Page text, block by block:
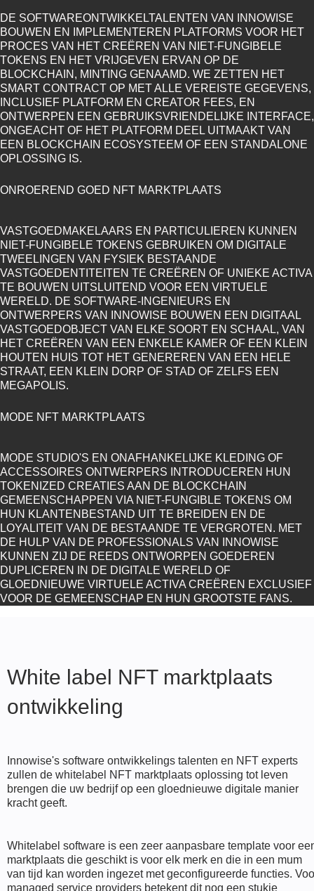
DE SOFTWAREONTWIKKELTALENTEN VAN INNOWISE
BOUWEN EN IMPLEMENTEREN PLATFORMS VOOR HET
PROCES VAN HET CREËREN VAN NIET-FUNGIBELE
TOKENS EN HET VRIJGEVEN ERVAN OP DE
BLOCKCHAIN, MINTING GENAAMD. WE ZETTEN HET
SMART CONTRACT OP MET ALLE VEREISTE GEGEVENS,
INCLUSIEF PLATFORM EN CREATOR FEES, EN
ONTWERPEN EEN GEBRUIKSVRIENDELIJKE INTERFACE,
ONGEACHT OF HET PLATFORM DEEL UITMAAKT VAN
EEN BLOCKCHAIN ECOSYSTEEM OF EEN STANDALONE
OPLOSSING IS.
ONROEREND GOED NFT MARKTPLAATS
VASTGOEDMAKELAARS EN PARTICULIEREN KUNNEN
NIET-FUNGIBELE TOKENS GEBRUIKEN OM DIGITALE
TWEELINGEN VAN FYSIEK BESTAANDE
VASTGOEDENTITEITEN TE CREËREN OF UNIEKE ACTIVA
TE BOUWEN UITSLUITEND VOOR EEN VIRTUELE
WERELD. DE SOFTWARE-INGENIEURS EN
ONTWERPERS VAN INNOWISE BOUWEN EEN DIGITAAL
VASTGOEDOBJECT VAN ELKE SOORT EN SCHAAL, VAN
HET CREËREN VAN EEN ENKELE KAMER OF EEN KLEIN
HOUTEN HUIS TOT HET GENEREREN VAN EEN HELE
STRAAT, EEN KLEIN DORP OF STAD OF ZELFS EEN
MEGAPOLIS.
MODE NFT MARKTPLAATS
MODE STUDIO'S EN ONAFHANKELIJKE KLEDING OF
ACCESSOIRES ONTWERPERS INTRODUCEREN HUN
TOKENIZED CREATIES AAN DE BLOCKCHAIN
GEMEENSCHAPPEN VIA NIET-FUNGIBLE TOKENS OM
HUN KLANTENBESTAND UIT TE BREIDEN EN DE
LOYALITEIT VAN DE BESTAANDE TE VERGROTEN. MET
DE HULP VAN DE PROFESSIONALS VAN INNOWISE
KUNNEN ZIJ DE REEDS ONTWORPEN GOEDEREN
DUPLICEREN IN DE DIGITALE WERELD OF
GLOEDNIEUWE VIRTUELE ACTIVA CREËREN EXCLUSIEF
VOOR DE GEMEENSCHAP EN HUN GROOTSTE FANS.
White label NFT marktplaats
ontwikkeling
Innowise's software ontwikkelings talenten en NFT experts
zullen de whitelabel NFT marktplaats oplossing tot leven
brengen die uw bedrijf op een gloednieuwe digitale manier
kracht geeft.
Whitelabel software is een zeer aanpasbare template voor
marktplaats die geschikt is voor elk merk en die in een mum
van tijd kan worden ingezet met geconfigureerde functies.
managed service providers betekent dit nog een stukje